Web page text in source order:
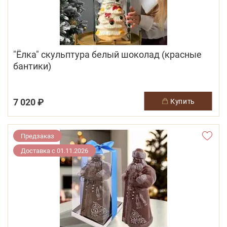
"Ёлка" скульптура белый шоколад (красные
бантики)
7 020 ₽ купить
Предзаказ
Доставка с 01.11.2026